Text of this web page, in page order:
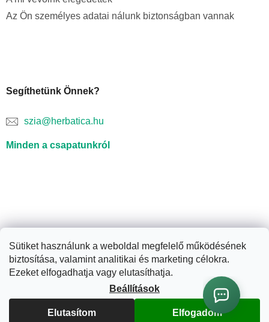
Sütiket használunk a weboldal megfelelő működésének
biztosítása, valamint analitikai és marketing célokra.
Ezeket elfogadhatja vagy elutasíthatja.
Beállítások
Elutasítom Elfogadom
Az Ön személyes adatai nálunk biztonságban vannak
Segíthetünk Önnek?
szia@herbatica.hu
Minden a csapatunkról
Shoptet készítette
Copyright 2026Herbatica.hu. Minden jog fenntartva.Süti
beállítások szerkesztése